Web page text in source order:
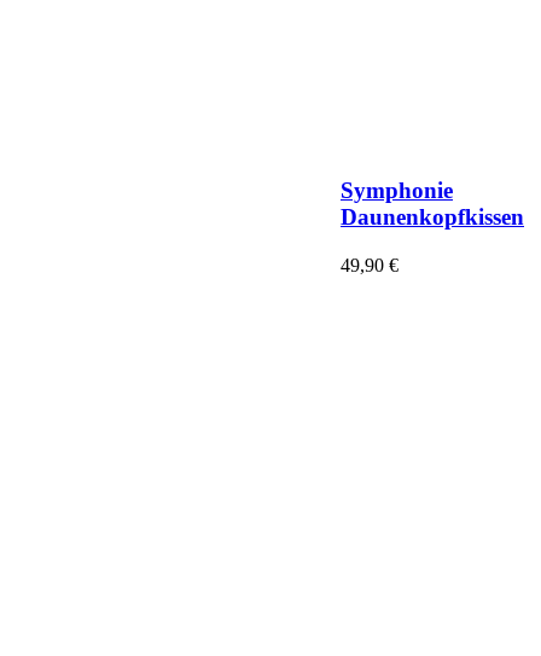
Symphonie
Daunenkopfkissen
49,90 €